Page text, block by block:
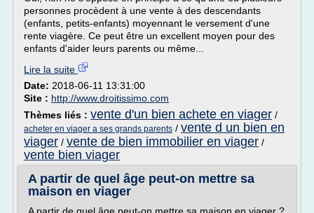
personnes procèdent à une vente à des descendants
(enfants, petits-enfants) moyennant le versement d'une
rente viagère. Ce peut être un excellent moyen pour des
enfants d'aider leurs parents ou même...
Lire la suite
Date: 2018-06-11 13:31:00
Site : http://www.droitissimo.com
Thèmes liés : vente d'un bien achete en viager /
acheter en viager a ses grands parents / vente d un bien en
viager / vente de bien immobilier en viager /
vente bien viager
A partir de quel âge peut-on mettre sa
maison en viager